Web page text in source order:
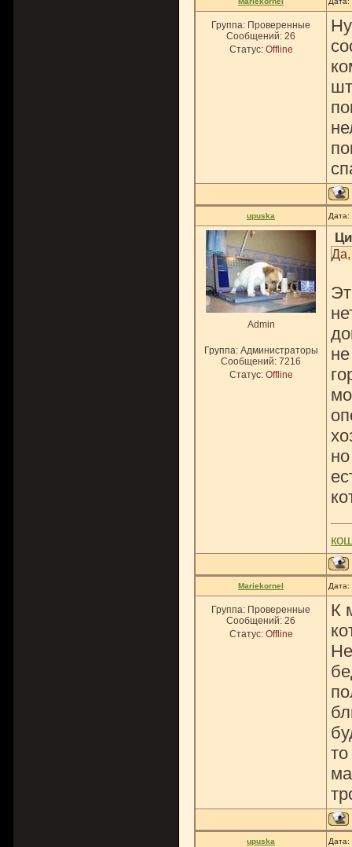
Группа: Проверенные
Сообщений: 26
Статус: Offline
upuska
Admin
Группа: Администраторы
Сообщений: 7216
Статус: Offline
Да,
Mariekornel
Группа: Проверенные
Сообщений: 26
Статус: Offline
К
upuska